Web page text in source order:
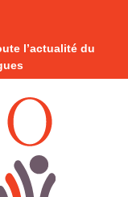
l’actualité du